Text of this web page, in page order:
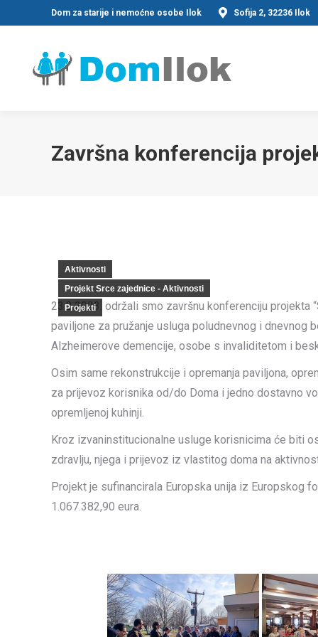
Dom za starije i nemoćne osobe Ilok Sofija 2, 32236 Ilok
Završna konferencija
Aktivnosti
Projekt Srce zajednice - Aktivnosti
Projekti
23.2.2023. održali smo završnu konferenciju projekta
paviljone za pružanje usluga poludnevnog i dnevnog
Alzheimerove demencije, osobe s invaliditetom i
Osim same rekonstrukcije i opremanja paviljona,
za prijevoz korisnika od/do Doma i jedno dostavno
opremljenoj kuhinji.
Kroz izvaninstitucionalne usluge korisnicima će biti
zdravlju, njega i prijevoz iz vlastitog doma na
Projekt je sufinancirala Europska unija iz Europskog
1.067.382,90 eura.